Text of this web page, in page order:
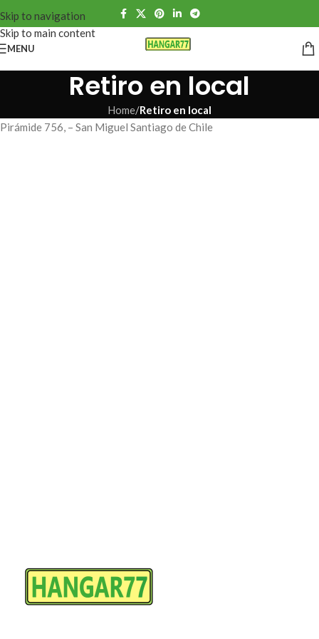
Skip to navigation
Skip to main content
MENU
Retiro en local
Home/Retiro en local
Pirámide 756, – San Miguel Santiago de Chile